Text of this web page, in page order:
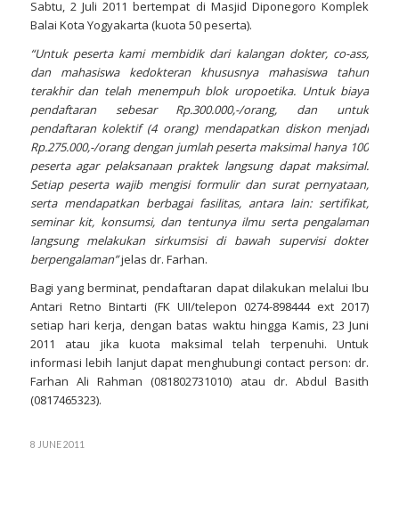
Sabtu, 2 Juli 2011 bertempat di Masjid Diponegoro Komplek
Balai Kota Yogyakarta (kuota 50 peserta).
“Untuk peserta kami membidik dari kalangan dokter, co-ass,
dan mahasiswa kedokteran khususnya mahasiswa tahun
terakhir dan telah menempuh blok uropoetika. Untuk biaya
pendaftaran sebesar Rp.300.000,-/orang, dan untuk
pendaftaran kolektif (4 orang) mendapatkan diskon menjadi
Rp.275.000,-/orang dengan jumlah peserta maksimal hanya 100
peserta agar pelaksanaan praktek langsung dapat maksimal.
Setiap peserta wajib mengisi formulir dan surat pernyataan,
serta mendapatkan berbagai fasilitas, antara lain: sertifikat,
seminar kit, konsumsi, dan tentunya ilmu serta pengalaman
langsung melakukan sirkumsisi di bawah supervisi dokter
berpengalaman”jelas dr. Farhan.
Bagi yang berminat, pendaftaran dapat dilakukan melalui Ibu
Antari Retno Bintarti (FK UII/telepon 0274-898444 ext 2017)
setiap hari kerja, dengan batas waktu hingga Kamis, 23 Juni
2011 atau jika kuota maksimal telah terpenuhi. Untuk
informasi lebih lanjut dapat menghubungi contact person: dr.
Farhan Ali Rahman (081802731010) atau dr. Abdul Basith
(0817465323).
8 JUNE 2011